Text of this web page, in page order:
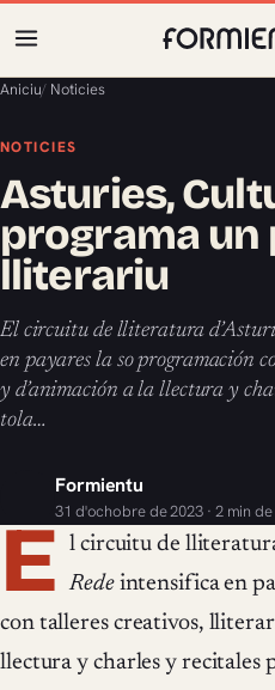
Aniciu/ Noticies
NOTICIES
Asturies,
programa un
lliterariu
El circuitu de lliteratura
en payares la so programación
y d’animación a la llectura y
tola…
Formientu
31 d'ochobre de 2023 · 2 min
E l circuitu de
Redeintensifica en
con talleres creativos,
llectura y charles y recitales